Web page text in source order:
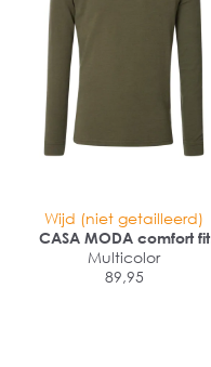
Wijd (niet getailleerd)
CASA MODA comfort fit
heren polo lange mouw
Multicolor
89,95